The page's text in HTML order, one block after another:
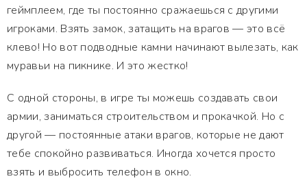
геймплеем, где ты постоянно сражаешься с другими
игроками. Взять замок, затащить на врагов — это всё
клево! Но вот подводные камни начинают вылезать, как
муравьи на пикнике. И это жестко!
С одной стороны, в игре ты можешь создавать свои
армии, заниматься строительством и прокачкой. Но с
другой — постоянные атаки врагов, которые не дают
тебе спокойно развиваться. Иногда хочется просто
взять и выбросить телефон в окно.